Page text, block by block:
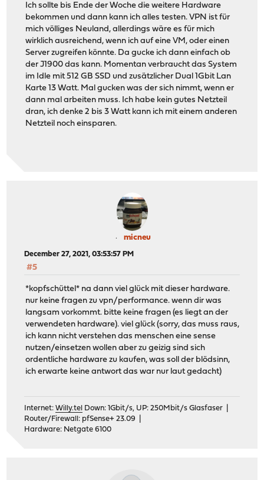
Ich sollte bis Ende der Woche die weitere Hardware
bekommen und dann kann ich alles testen. VPN ist für
mich völliges Neuland, allerdings wäre es für mich
wirklich ausreichend, wenn ich auf eine VM, oder einen
Server zugreifen könnte. Da gucke ich dann einfach ob
der J1900 das kann. Momentan verbraucht das System
im Idle mit 512 GB SSD und zusätzlicher Dual 1Gbit Lan
Karte 13 Watt. Mal gucken was der sich nimmt, wenn er
dann mal arbeiten muss. Ich habe kein gutes Netzteil
dran, ich denke 2 bis 3 Watt kann ich mit einem anderen
Netzteil noch einsparen.
micneu
December 27, 2021, 03:53:57 PM
#5
*kopfschüttel* na dann viel glück mit dieser hardware.
nur keine fragen zu vpn/performance. wenn dir was
langsam vorkommt. bitte keine fragen (es liegt an der
verwendeten hardware). viel glück (sorry, das muss raus,
ich kann nicht verstehen das menschen eine sense
nutzen/einsetzen wollen aber zu geizig sind sich
ordentliche hardware zu kaufen, was soll der blödsinn,
ich erwarte keine antwort das war nur laut gedacht)
Internet:Willy.tel
Down: 1Gbit/s, UP: 250Mbit/s Glasfaser |
Router/Firewall: pfSense+ 23.09 |
Hardware: Netgate 6100